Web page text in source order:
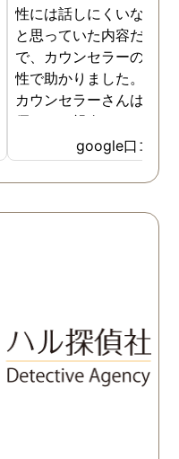
性には話しにくいな。。
と思っていた内容だった
で、カウンセラーの方が
性で助かりました。MR
カウンセラーさんはすご
優しくて親身になって話
聞いてくれるので思わず
を流して話してしまいま
た。それほど自分がずっ
した、調査料金は決して
も東京駅前相談室にお願
して良かったと思ってい
す。
google口コミ